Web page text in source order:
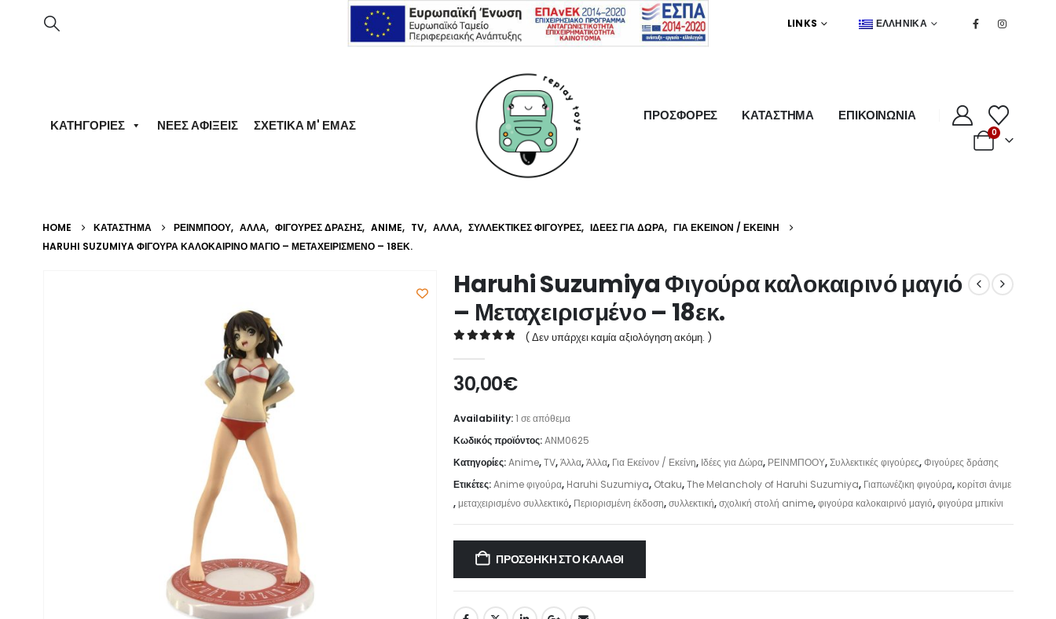
LINKS ΕΛΛΗΝΙΚΆ
ΚΑΤΗΓΟΡΊΕΣ ΝΈΕΣ ΑΦΊΞΕΙΣ ΣΧΕΤΙΚΆ Μ' ΕΜΆΣ
ΠΡΟΣΦΟΡΕΣ ΚΑΤΑΣΤΗΜΑ ΕΠΙΚΟΙΝΩΝΙΑ
0
HOME ΚΑΤΆΣΤΗΜΑ ΡΕΙΝΜΠΟΟΥ, ΆΛΛΑ, ΦΙΓΟΎΡΕΣ ΔΡΆΣΗΣ, ANIME, TV, ΆΛΛΑ, ΣΥΛΛΕΚΤΙΚΈΣ ΦΙΓΟΎΡΕΣ, ΙΔΈΕΣ ΓΙΑ ΔΏΡΑ, ΓΙΑ ΕΚΕΊΝΟΝ / ΕΚΕΊΝΗ
HARUHI SUZUMIYA ΦΙΓΟΎΡΑ ΚΑΛΟΚΑΙΡΙΝΌ ΜΑΓΙΌ – ΜΕΤΑΧΕΙΡΙΣΜΈΝΟ – 18ΕΚ.
Haruhi Suzumiya Φιγούρα καλοκαιρινό μαγιό
– Μεταχειρισμένο – 18εκ.
( Δεν υπάρχει καμία αξιολόγηση ακόμη. )
30,00€
Availability:1 σε απόθεμα
Κωδικός προϊόντος:ANM0625
Κατηγορίες:Anime,TV,Άλλα,Άλλα, Για Εκείνον / Εκείνη, Ιδέες για Δώρα, ΡΕΙΝΜΠΟΟΥ,Συλλεκτικές φιγούρες,Φιγούρες δράσης
Ετικέτες:Anime φιγούρα, Haruhi Suzumiya, Otaku,The Melancholy of Haruhi Suzumiya, Γιαπωνέζικη φιγούρα,κορίτσι άνιμε
,μεταχειρισμένο συλλεκτικό, Περιορισμένη έκδοση,συλλεκτική,σχολική στολή anime,φιγούρα καλοκαιρινό μαγιό,φιγούρα μπικίνι
ΠΡΟΣΘΉΚΗ ΣΤΟ ΚΑΛΆΘΙ